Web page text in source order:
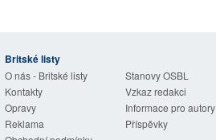
Britské listy
O nás - Britské listy
Stanovy OSBL
Kontakty
Vzkaz redakci
Opravy
Informace pro autory
Reklama
Příspěvky